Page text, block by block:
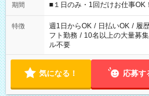
げるお仕事も！ ご希望のお時間に合わせてご紹介！ ※シフトは
ください！
期間 ■１日のみ・1回だけお仕事OK！
特徴 週1日からOK / 日払いOK / 履
フト勤務 / 10名以上の大量募集
ル不要
気になる！ 応募す